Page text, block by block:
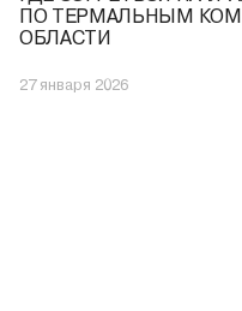
ПО ТЕРМАЛЬНЫМ
ОБЛАСТИ
27 января 2026